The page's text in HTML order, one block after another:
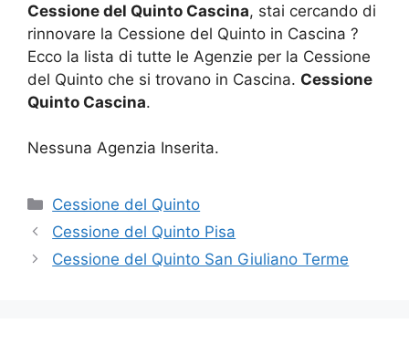
Cessione del Quinto Cascina, stai cercando di
rinnovare la Cessione del Quinto in Cascina ?
Ecco la lista di tutte le Agenzie per la Cessione
del Quinto che si trovano in Cascina. Cessione
Quinto Cascina.
Nessuna Agenzia Inserita.
Categorie
Cessione del Quinto
Cessione del Quinto Pisa
Cessione del Quinto San Giuliano Terme